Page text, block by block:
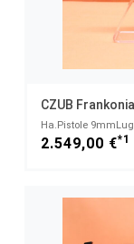
CZUB Frankonia
2.549,00 €*1